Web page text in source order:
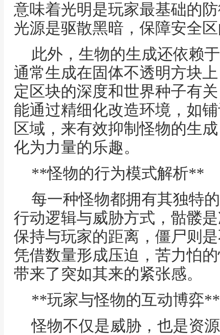
意味着光明是玩家最基础的
光源是驱散黑暗，保障安全
此外，生物的生成还依赖
通常生成在固体不透明方块
定区块的深度和世界种子有
能通过精细化改造环境，如
区域，来有效抑制怪物的生
化为力量的乐趣。
**怪物的行为模式解析**
每一种怪物都拥有其独特
行动逻辑与威胁方式，骷髅
保持与玩家的距离，僵尸则
凭借数量形成压迫，苦力怕
带来了突如其来的紧张感。
**玩家与怪物的互动博弈**
怪物不仅是威胁，也是资